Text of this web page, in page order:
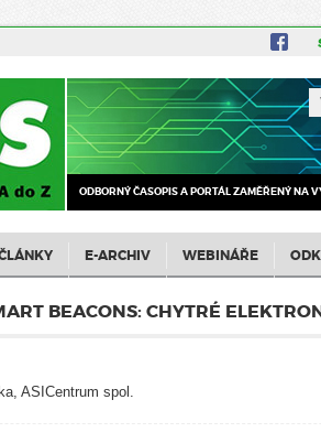
ODBORNÝ ČASOPIS A PORTÁL ZAMĚŘENÝ NA
E-ARCHIV WEBINÁŘE
BEACONS: CHYTRÉ
ASICentrum spol.